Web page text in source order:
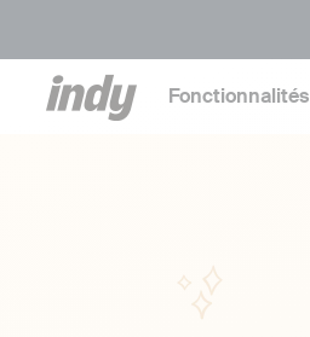
Fonctionnalités